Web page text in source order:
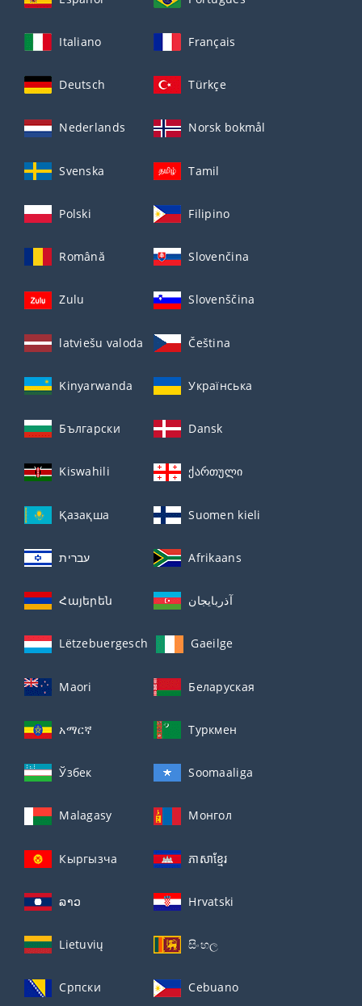
Italiano Français
Deutsch Türkçe
Nederlands Norsk bokmål
Svenska Tamil
Polski Filipino
Română Slovenčina
Zulu Slovenščina
latviešu valoda Čeština
Kinyarwanda Українська
Български Dansk
Kiswahili ქართული
Қазақша Suomen kieli
עברית Afrikaans
Հայերեն آذربايجان
Lëtzebuergesch Gaeilge
Maori Беларуская
አማርኛ Туркмен
Ўзбек Soomaaliga
Malagasy Монгол
Кыргызча ភាសាខ្មែរ
ລາວ Hrvatski
Lietuvių සිංහල
Српски Cebuano